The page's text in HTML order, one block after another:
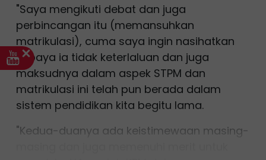
"Saya mengikuti debat dan juga
perbincangan itu (memansuhkan
matrikulasi), cuma saya ingin nasihatkan
supaya ia tidak keterlaluan dan juga
maksudnya dalam aspek STPM dan
matrikulasi ini telah pun berada dalam
sistem pendidikan kita begitu lama.
"Kedua-duanya ada keistimewaan masing-